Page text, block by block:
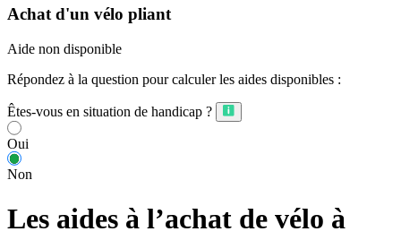
Achat d'un vélo pliant
Aide non disponible
Répondez à la question pour calculer les aides disponibles :
Êtes-vous en situation de handicap ?
Oui
Non
Les aides à l’achat de vélo à